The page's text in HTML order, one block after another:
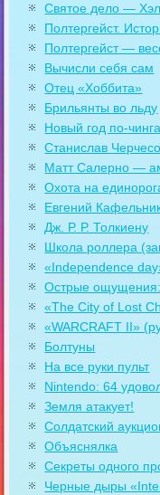
Святое дело —
Полтергейст.
Полтергейст —
Вычисли себя сам
Отец «Хоббита»
Брильянты во льду
Новый год по-
Станислав
Матт Салерно —
Охота на
Евгений
Дж. Р. Р. Толкиену
Школа роллера
«Independence
Острые
«The City of Lost
«WARCRAFT II»
Болтуны
На все руки пульт
Nintendo: 64
Земля атакует!
Солдатский
Объяснялка
Секреты одного
Черные дыры